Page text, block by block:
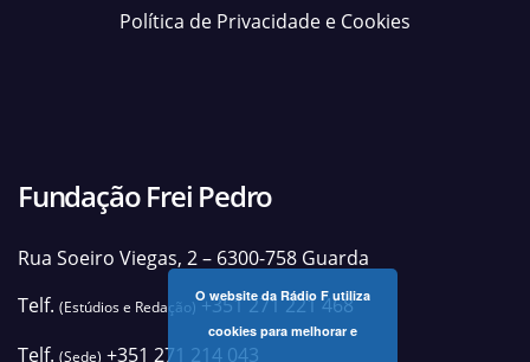
Política de Privacidade e Cookies
Fundação Frei Pedro
Rua Soeiro Viegas, 2 – 6300-758 Guarda
Telf. (Estúdios e Redação)+351 271 221 468
Telf. (Sede) +351 271 214 043
O website da Rádio F utiliza
cookies para melhorar e